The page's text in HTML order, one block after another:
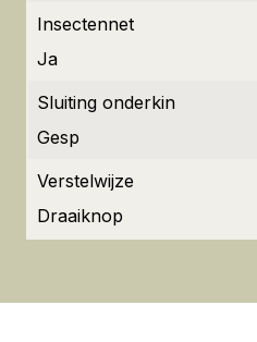
Insectennet
Ja
Sluiting onderkin
Gesp
Verstelwijze
Draaiknop